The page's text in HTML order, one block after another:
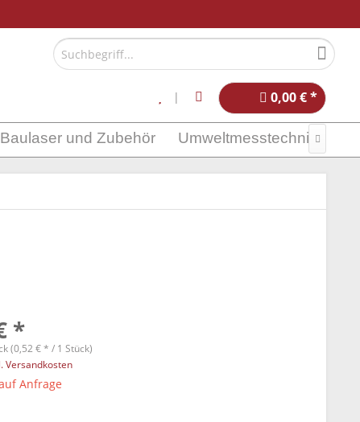
0,00 € *
Baulaser und Zubehör Umweltmesstechnik
*
(0,52 € * / 1 Stück)
Versandkosten
Anfrage